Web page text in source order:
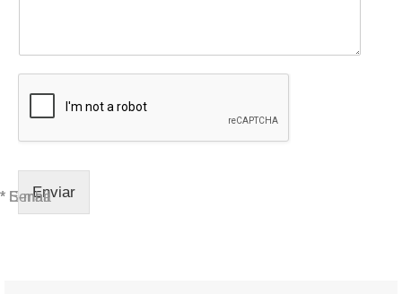
Enviar
* E-mail
* E-mail
* Senha